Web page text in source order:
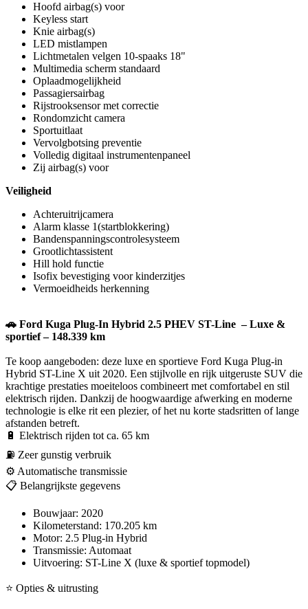
Hoofd airbag(s) voor
Keyless start
Knie airbag(s)
LED mistlampen
Lichtmetalen velgen 10-spaaks 18"
Multimedia scherm standaard
Oplaadmogelijkheid
Passagiersairbag
Rijstrooksensor met correctie
Rondomzicht camera
Sportuitlaat
Vervolgbotsing preventie
Volledig digitaal instrumentenpaneel
Zij airbag(s) voor
Veiligheid
Achteruitrijcamera
Alarm klasse 1(startblokkering)
Bandenspanningscontrolesysteem
Grootlichtassistent
Hill hold functie
Isofix bevestiging voor kinderzitjes
Vermoeidheids herkenning
🚗 Ford Kuga Plug-In Hybrid 2.5 PHEV ST-Line – Luxe &
sportief – 148.339 km
Te koop aangeboden: deze luxe en sportieve Ford Kuga Plug-in
Hybrid ST-Line X uit 2020. Een stijlvolle en rijk uitgeruste SUV die
krachtige prestaties moeiteloos combineert met comfortabel en stil
elektrisch rijden. Dankzij de hoogwaardige afwerking en moderne
technologie is elke rit een plezier, of het nu korte stadsritten of lange
afstanden betreft.
🔋 Elektrisch rijden tot ca. 65 km
⛽ Zeer gunstig verbruik
⚙️ Automatische transmissie
📋 Belangrijkste gegevens
Bouwjaar: 2020
Kilometerstand: 170.205 km
Motor: 2.5 Plug-in Hybrid
Transmissie: Automaat
Uitvoering: ST-Line X (luxe & sportief topmodel)
⭐ Opties & uitrusting